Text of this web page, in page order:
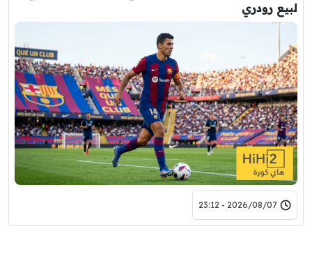
لبيع رودري
2026/08/07 - 23:12